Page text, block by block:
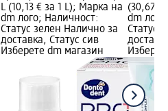
L (10,13 € за 1 L); Марка на
dm лого; Наличност:
Статус зелен Налично за
доставка, Статус сив
Изберете dm магазин
(30,67 €
dm
Статус